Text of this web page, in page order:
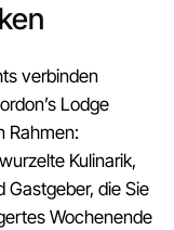
verbinden
Lodge
Rahmen:
Kulinarik,
die Sie
Wochenende